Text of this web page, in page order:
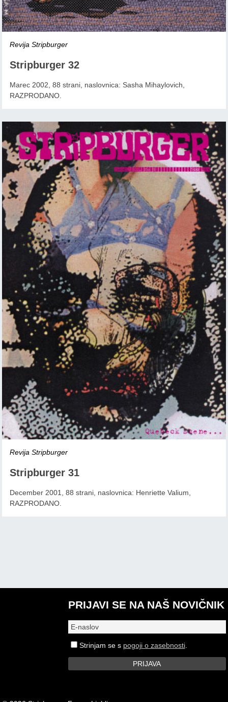
Revija Stripburger
Stripburger 32
Marec 2002, 88 strani, naslovnica: Sasha Mihaylovich,
RAZPRODANO.
Revija Stripburger
Stripburger 31
December 2001, 88 strani, naslovnica: Henriette Valium,
RAZPRODANO.
PRIJAVI SE NA NAŠ NOVIČNIK
Strinjam se s pogoji o zasebnosti.